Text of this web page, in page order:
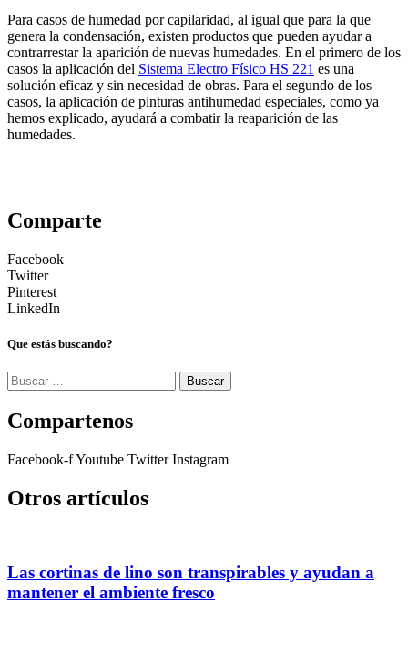
Para casos de humedad por capilaridad, al igual que para la que
genera la condensación, existen productos que pueden ayudar a
contrarrestar la aparición de nuevas humedades. En el primero de los
casos la aplicación del Sistema Electro Físico HS 221 es una
solución eficaz y sin necesidad de obras. Para el segundo de los
casos, la aplicación de pinturas antihumedad especiales, como ya
hemos explicado, ayudará a combatir la reaparición de las
humedades.
Comparte
Facebook
Twitter
Pinterest
LinkedIn
Que estás buscando?
Buscar:
Compartenos
Facebook-fYoutube Twitter Instagram
Otros artículos
Las cortinas de lino son transpirables y ayudan a
mantener el ambiente fresco